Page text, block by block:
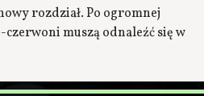
rozdział. Po ogromnej
muszą odnaleźć się w